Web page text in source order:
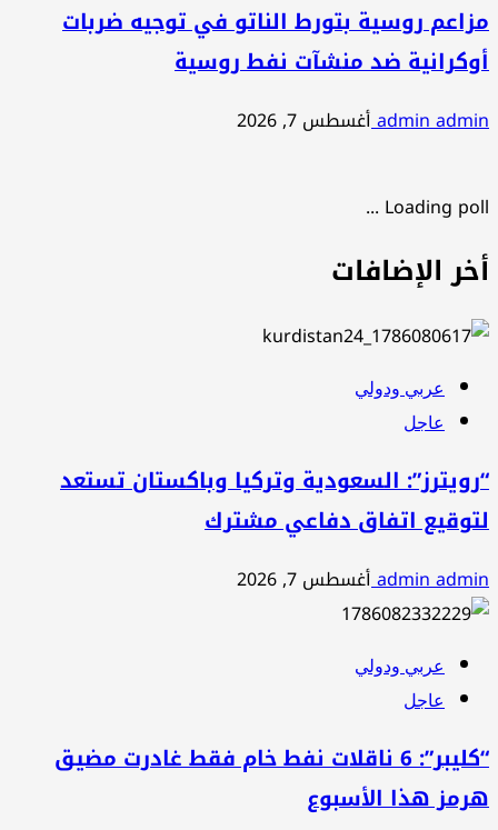
مزاعم روسية بتورط الناتو في توجيه ضربات
أوكرانية ضد منشآت نفط روسية
admin adminأغسطس 7, 2026
Loading poll ...
أخر الإضافات
عربي ودولي
عاجل
“رويترز”: السعودية وتركيا وباكستان تستعد
لتوقيع اتفاق دفاعي مشترك
admin adminأغسطس 7, 2026
عربي ودولي
عاجل
“كليبر”: 6 ناقلات نفط خام فقط غادرت مضيق
هرمز هذا الأسبوع